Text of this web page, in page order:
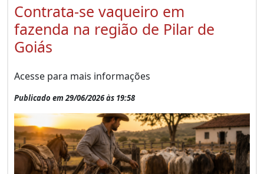
Contrata-se vaqueiro em
fazenda na região de Pilar de
Goiás
Acesse para mais informações
Publicado em 29/06/2026 às 19:58